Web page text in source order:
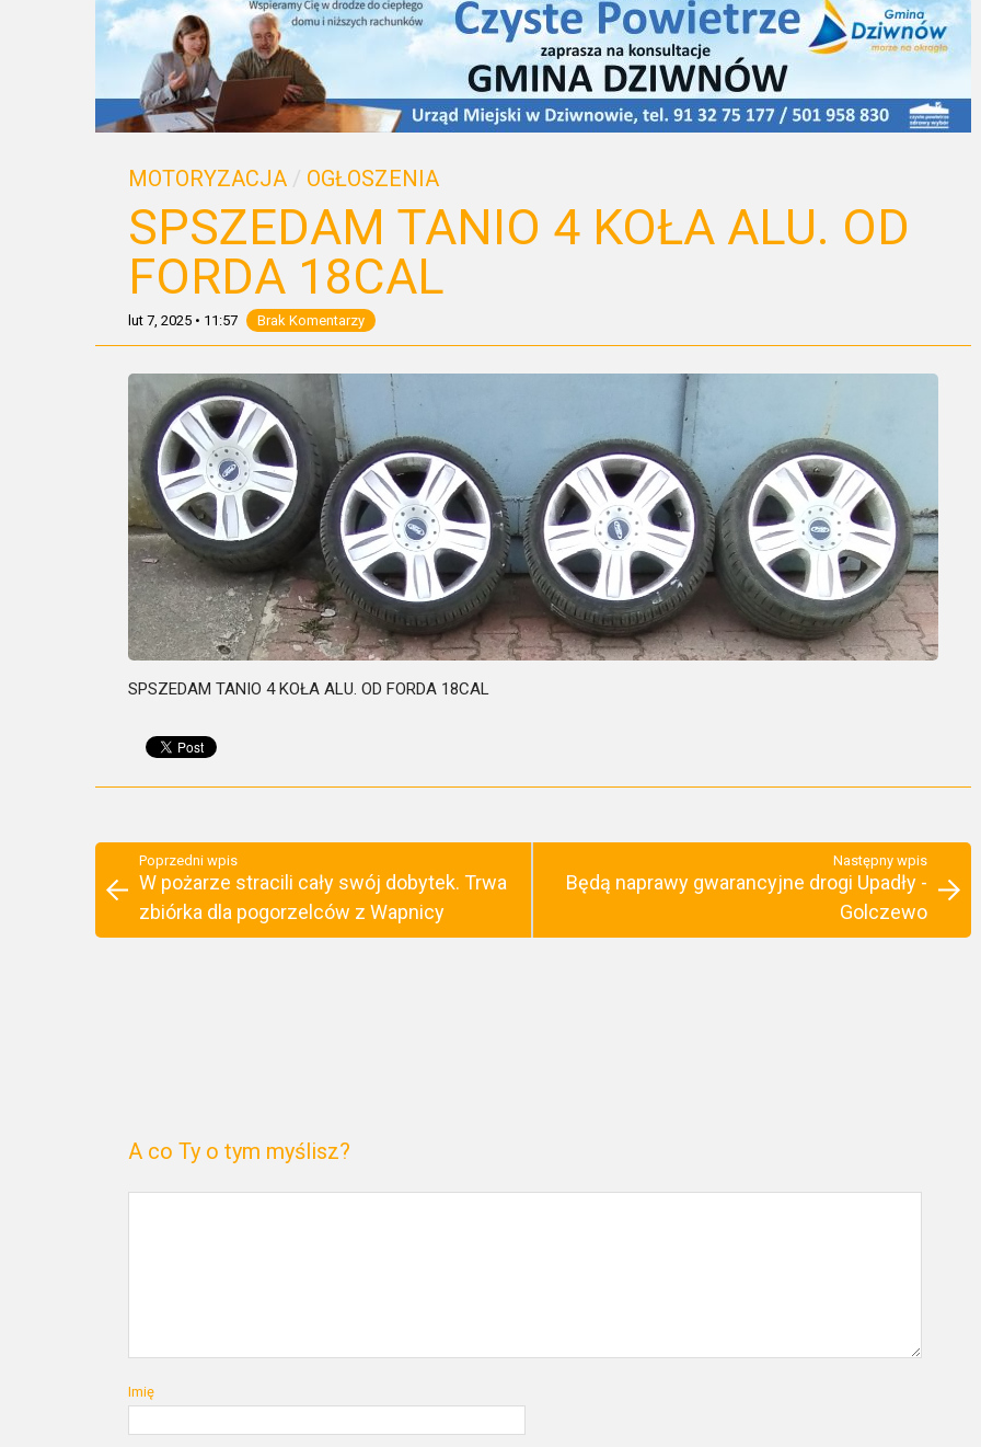
MOTORYZACJA / OGŁOSZENIA
SPSZEDAM TANIO 4 KOŁA ALU. OD
FORDA 18CAL
lut 7, 2025 • 11:57 Brak Komentarzy
SPSZEDAM TANIO 4 KOŁA ALU. OD FORDA 18CAL
Poprzedni wpis
W pożarze stracili cały swój dobytek. Trwa
zbiórka dla pogorzelców z Wapnicy
Następny wpis
Będą naprawy gwarancyjne drogi Upadły -
Golczewo
A co Ty o tym myślisz?
Imię